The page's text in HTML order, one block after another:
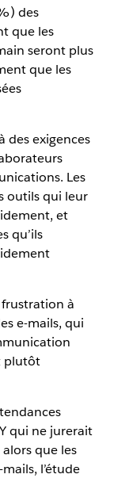
des
que les
seront plus
que les
des exigences
Les
outils qui leur
et
qu’ils
à
e-mails, qui
plutôt
qui ne jurerait
que les
l’étude